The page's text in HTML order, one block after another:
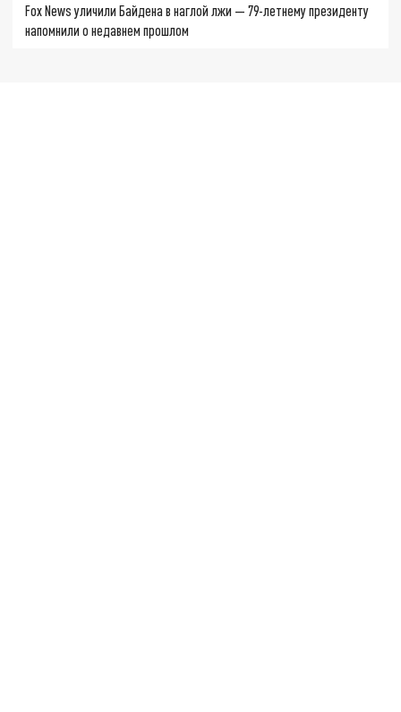
Fox News уличили Байдена в наглой лжи — 79-летнему президенту
напомнили о недавнем прошлом